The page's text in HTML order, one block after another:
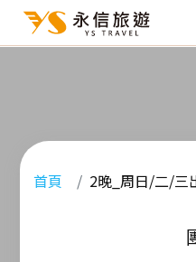
首頁 2晚_周日/二/三